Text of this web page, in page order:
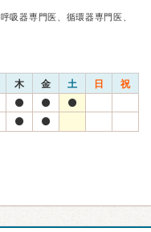
吸器専門医、循環器専門医、
木 金 土 日 祝